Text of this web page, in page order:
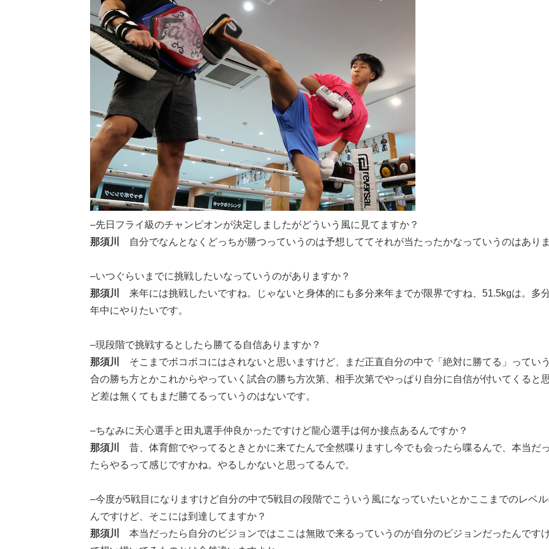
–先日フライ級のチャンピオンが決定しましたがどういう風に見てますか？
那須川
自分でなんとなくどっちが勝つっていうのは予想しててそれが当たったかなっていうのはあり
–いつぐらいまでに挑戦したいなっていうのがありますか？
那須川 来年には挑戦したいですね。じゃないと身体的にも多分来年までが限界ですね、51.5kgは。多
年中にやりたいです。
–現段階で挑戦するとしたら勝てる自信ありますか？
那須川 そこまでボコボコにはされないと思いますけど、まだ正直自分の中で「絶対に勝てる」ってい
合の勝ち方とかこれからやっていく試合の勝ち方次第、相手次第でやっぱり自分に自信が付いてくると
ど差は無くてもまだ勝てるっていうのはないです。
–ちなみに天心選手と田丸選手仲良かったですけど龍心選手は何か接点あるんですか？
那須川 昔、体育館でやってるときとかに来てたんで全然喋りますし今でも会ったら喋るんで、本当だ
たらやるって感じですかね。やるしかないと思ってるんで。
–今度が5戦目になりますけど自分の中で5戦目の段階でこういう風になっていたいとかここまでのレベ
んですけど、そこには到達してますか？
那須川 本当だったら自分のビジョンではここは無敗で来るっていうのが自分のビジョンだったんです